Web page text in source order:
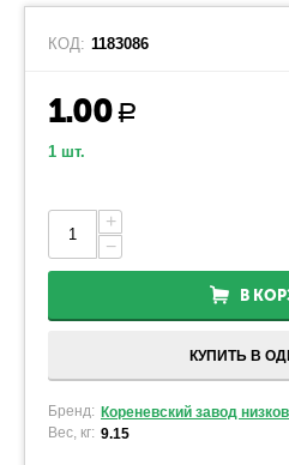
КОД: 1183086
1.00 Р
1 шт.
+
−
В
КУПИТЬ В
Бренд: Кореневский завод
Вес, кг: 9.15